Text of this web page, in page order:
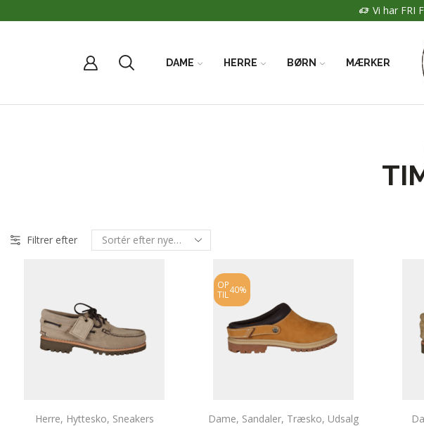
Vi har FRI
DAME HERRE BØRN MÆRKER
Filtrer efter
Herre, Hyttesko, Sneakers
OP
TIL40%
Dame, Sandaler, Træsko, Udsalg